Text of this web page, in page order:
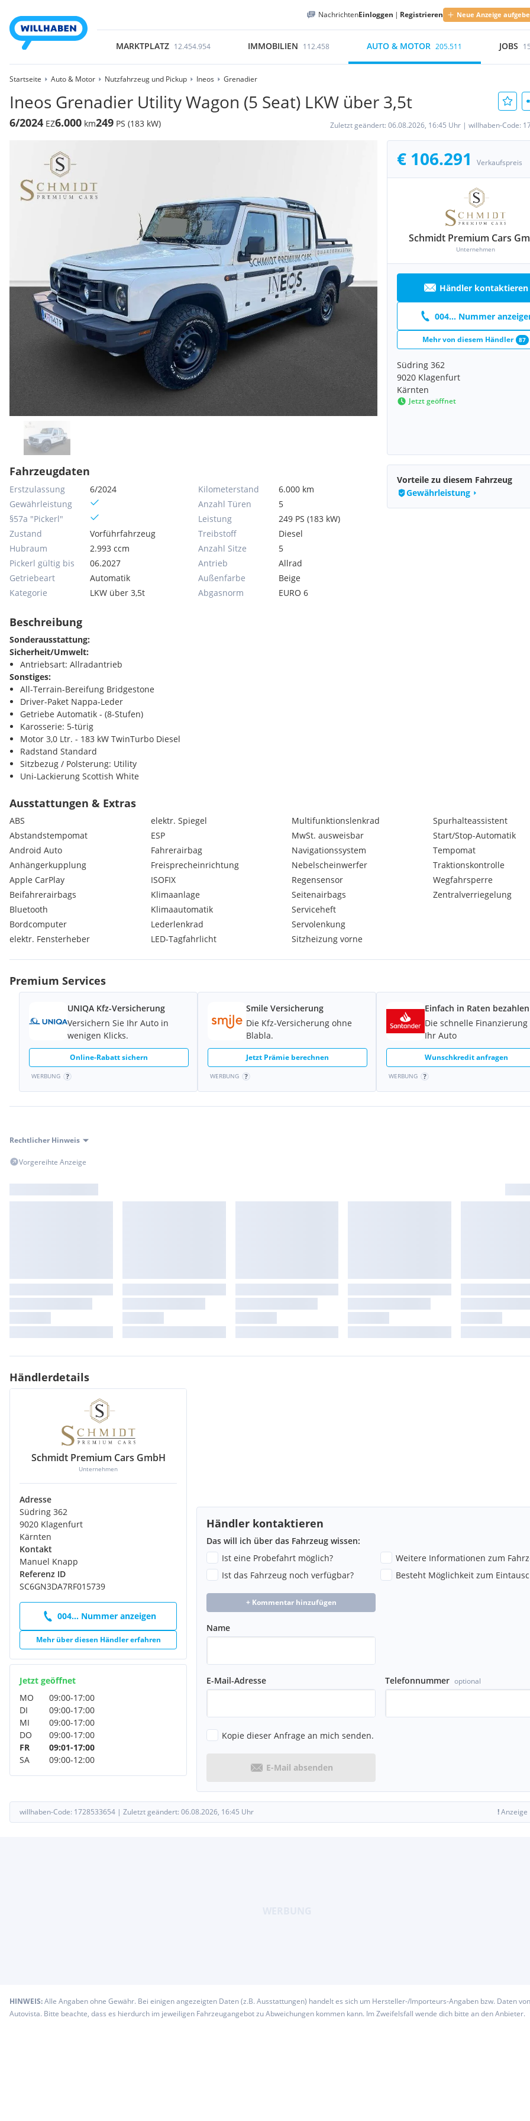
NachrichtenEinloggen | Registrieren Neue Anzeige
MARKTPLATZ 12.454.954 IMMOBILIEN 112.458 AUTO & MOTOR 205.511 JOBS
Startseite Auto & Motor Nutzfahrzeug und Pickup Ineos Grenadier
Ineos Grenadier Utility Wagon (5 Seat) LKW über 3,5t
6/2024 EZ6.000 km249 PS (183 kW) Zuletzt geändert: 06.08.2026, 16:45 Uhr | willhaben-Code:
€ 106.291 Verkaufspreis
Schmidt Premium Cars
Unternehmen
Händler kontaktieren
004... Nummer
Mehr von diesem Händler 87
Südring 362
9020 Klagenfurt
Kärnten
Jetzt geöffnet
Fahrzeugdaten
Erstzulassung
6/2024
Gewährleistung
§57a "Pickerl"
Zustand
Vorführfahrzeug
Hubraum
2.993 ccm
Pickerl gültig bis
06.2027
Getriebeart
Automatik
Kategorie
LKW über 3,5t
Kilometerstand
6.000 km
Anzahl Türen
5
Leistung
249 PS (183 kW)
Treibstoff
Diesel
Anzahl Sitze
5
Antrieb
Allrad
Außenfarbe
Beige
Abgasnorm
EURO 6
Beschreibung
Sonderausstattung:
Sicherheit/Umwelt:
Antriebsart: Allradantrieb
Sonstiges:
All-Terrain-Bereifung Bridgestone
Driver-Paket Nappa-Leder
Getriebe Automatik - (8-Stufen)
Karosserie: 5-türig
Motor 3,0 Ltr. - 183 kW TwinTurbo Diesel
Radstand Standard
Sitzbezug / Polsterung: Utility
Uni-Lackierung Scottish White
Vorteile zu diesem Fahrzeug
Gewährleistung
Ausstattungen & Extras
ABS
Abstandstempomat
Android Auto
Anhängerkupplung
Apple CarPlay
Beifahrerairbags
Bluetooth
Bordcomputer
elektr. Fensterheber
elektr. Spiegel
ESP
Fahrerairbag
Freisprecheinrichtung
ISOFIX
Klimaanlage
Klimaautomatik
Lederlenkrad
LED-Tagfahrlicht
Multifunktionslenkrad
MwSt. ausweisbar
Navigationssystem
Nebelscheinwerfer
Regensensor
Seitenairbags
Serviceheft
Servolenkung
Sitzheizung vorne
Spurhalteassistent
Start/Stop-Automatik
Tempomat
Traktionskontrolle
Wegfahrsperre
Zentralverriegelung
Premium Services
UNIQA Kfz-Versicherung
Versichern Sie Ihr Auto in
wenigen Klicks.
Online-Rabatt sichern
WERBUNG
Smile Versicherung
Die Kfz-Versicherung ohne
Blabla.
Jetzt Prämie berechnen
WERBUNG
Einfach in Raten bezahlen
Die schnelle
Ihr Auto
Wunschkredit anfragen
WERBUNG
Rechtlicher Hinweis
Vorgereihte Anzeige
Händlerdetails
Schmidt Premium Cars GmbH
Unternehmen
Adresse
Südring 362
9020 Klagenfurt
Kärnten
Kontakt
Manuel Knapp
Referenz ID
SC6GN3DA7RF015739
004... Nummer anzeigen
Mehr über diesen Händler erfahren
Jetzt geöffnet
MO
09:00-17:00
DI
09:00-17:00
MI
09:00-17:00
DO
09:00-17:00
FR
09:01-17:00
SA
09:00-12:00
Händler kontaktieren
Das will ich über das Fahrzeug wissen:
Ist eine Probefahrt möglich?
Weitere Informationen zum
Ist das Fahrzeug noch verfügbar?
Besteht Möglichkeit zum
+ Kommentar hinzufügen
Name
E-Mail-Adresse Telefonnummer optional
Kopie dieser Anfrage an mich senden.
E-Mail absenden
willhaben-Code: 1728533654 | Zuletzt geändert: 06.08.2026, 16:45 Uhr !Anzeige
HINWEIS:Alle Angaben ohne Gewähr. Bei einigen angezeigten Daten (z.B. Ausstattungen) handelt es sich um Hersteller-/Importeurs-Angaben bzw. Daten von
Autovista. Bitte beachte, dass es hierdurch im jeweiligen Fahrzeugangebot zu Abweichungen kommen kann. Im Zweifelsfall wende dich bitte an den Anbieter.